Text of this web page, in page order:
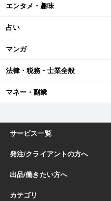
エンタメ・趣味
占い
マンガ
法律・税務・士業全般
マネー・副業